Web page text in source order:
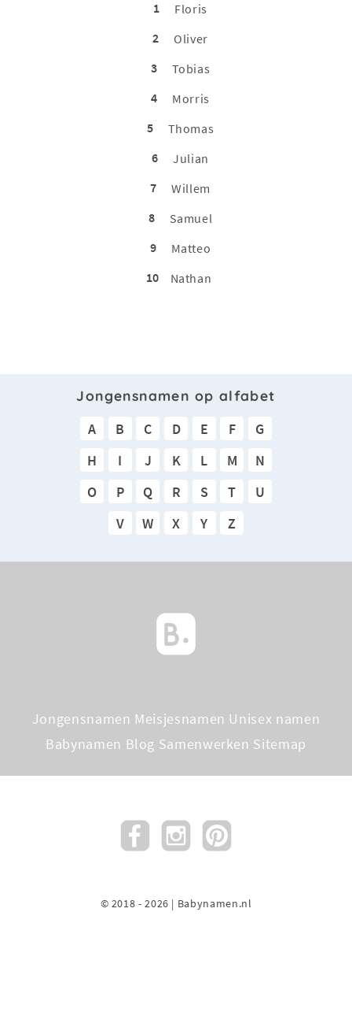
1
Floris
2
Oliver
3
Tobias
4
Morris
5
Thomas
6
Julian
7
Willem
8
Samuel
9
Matteo
10
Nathan
Jongensnamen op alfabet
A B C D E F
G
H
I J K L M
N
O
P Q R S T
U
V
W X Y Z
Jongensnamen Meisjesnamen Unisex namen
Babynamen Blog Samenwerken Sitemap
© 2018 - 2026 | Babynamen.nl